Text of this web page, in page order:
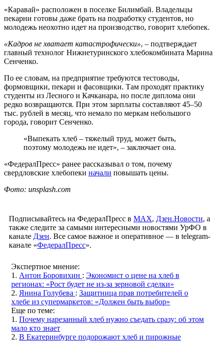
«Каравай» расположен в поселке Билимбай. Владельцы
пекарни готовы даже брать на подработку студентов, но
молодежь неохотно идет на производство, говорит хлебопек.
«Кадров не хватает катастрофически», – подтверждает
главный технолог Нижнетуринского хлебокомбината Марина
Сенченко.
По ее словам, на предприятие требуются тестоводы,
формовщики, пекари и фасовщики. Там проходят практику
студенты из Лесного и Качканара, но после диплома они
редко возвращаются. При этом зарплаты составляют 45–50
тыс. рублей в месяц, что немало по меркам небольшого
города, говорит Сенченко.
«Выпекать хлеб – тяжелый труд, может быть,
поэтому молодежь не идет», – заключает она.
«ФедералПресс» ранее рассказывал о том, почему
свердловские хлебопеки начали повышать цены.
Фото: unsplash.com
Подписывайтесь на ФедералПресс в МАХ, Дзен.Новости, а
также следите за самыми интересными новостями УрФО в
канале Дзен. Все самое важное и оперативное — в telegram-
канале «ФедералПресс».
Экспертное мнение:
1. Антон Боровихин : Экономист о цене на хлеб в
регионах: «Рост будет не из-за зерновой сделки»
2. Янина Голубева : Защитница прав потребителей о
хлебе из супермаркетов: «Должен быть выбор»
Еще по теме:
1. Почему нарезанный хлеб нужно съедать сразу: об этом
мало кто знает
2. В Екатеринбурге подорожают хлеб и пирожные